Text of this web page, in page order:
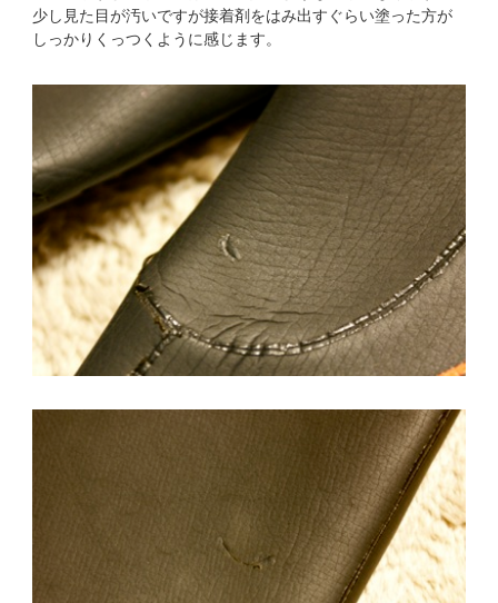
少し見た目が汚いですが接着剤をはみ出すぐらい塗った方が
しっかりくっつくように感じます。